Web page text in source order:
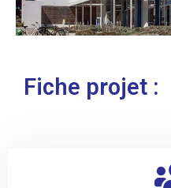
Fiche projet :